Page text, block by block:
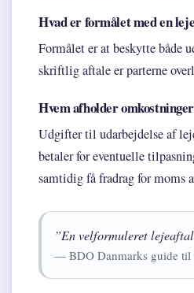
Hvad er formålet med en
Formålet er at beskytte både
skriftlig aftale er parterne
Hvem afholder
Udgifter til udarbejdelse af
betaler for eventuelle
samtidig få fradrag for moms
”En velformuleret
— BDO Danmarks guide til